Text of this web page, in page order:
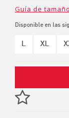
Guía de
Disponible en las
L XL